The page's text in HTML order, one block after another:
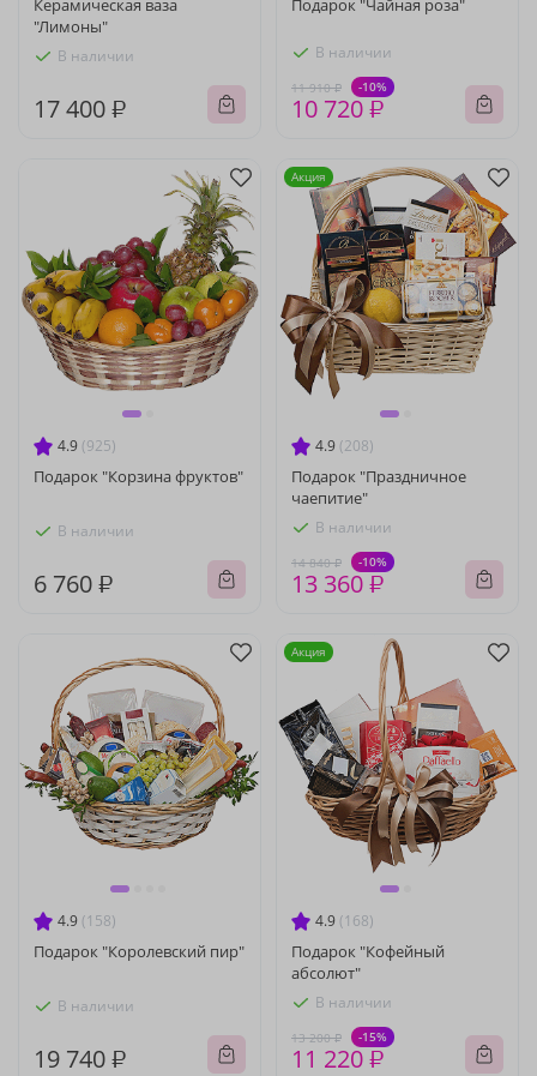
Керамическая ваза
"Лимоны"
В наличии
17 400 ₽
Подарок "Чайная роза"
В наличии
11 910 ₽ -10%
10 720 ₽
4.9 (925)
Подарок "Корзина фруктов"
В наличии
6 760 ₽
4.9 (208)
Подарок "Праздничное
чаепитие"
В наличии
14 840 ₽ -10%
13 360 ₽
Акция
4.9 (158)
Подарок "Королевский пир"
В наличии
19 740 ₽
4.9 (168)
Подарок "Кофейный
абсолют"
В наличии
13 200 ₽ -15%
11 220 ₽
Акция